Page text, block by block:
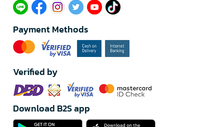
Payment Methods
Verified by
Download B2S app